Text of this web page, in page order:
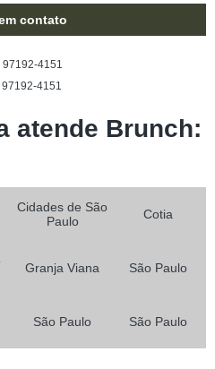
contato
4151
4151
atende Brunch:
Cidades de São
Paulo
Cotia
Granja Viana São Paulo
São Paulo São Paulo